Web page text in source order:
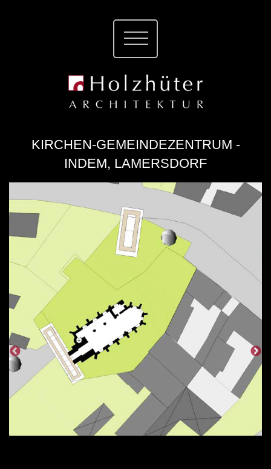
KIRCHEN-GEMEINDEZENTRUM -
INDEM, LAMERSDORF